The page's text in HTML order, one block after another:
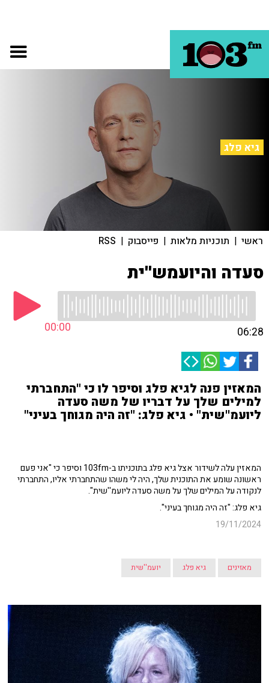
גיא פלג
ראשי | תוכניות מלאות | פייסבוק |
RSS
סעדה והיועמש''ית
00:00 06:28
המאזין פנה לגיא פלג וסיפר לו כי "התחברתי
למילים שלך על דבריו של משה סעדה
ליועמ''שית" • גיא פלג: "זה היה מגוחך בעיני"
המאזין עלה לשידור אצל גיא פלג בתוכניתו ב-103fm וסיפר כי "אני פעם
ראשונה שומע את התוכנית שלך, היה לי משהו שהתחברתי אליו, התחברתי
לנקודה על המילים שלך על משה סעדה ליועמ''שית".
גיא פלג: "זה היה מגוחך בעיני".
19/11/2024
מאזינים גיא פלג יועמ''שית